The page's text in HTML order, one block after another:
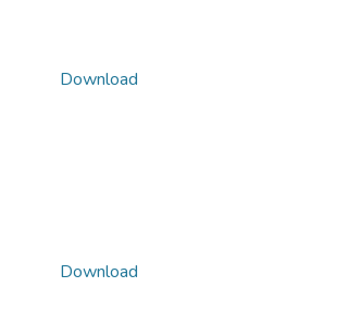
Download
Download